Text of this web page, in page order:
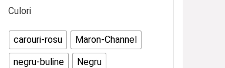
lei
Culori
carouri-rosu
Maron-Channel
negru-buline
Negru